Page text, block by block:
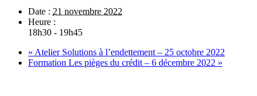
Date : 21 novembre 2022
Heure :
18h30 - 19h45
« Atelier Solutions à l’endettement – 25 octobre 2022
Formation Les pièges du crédit – 6 décembre 2022 »